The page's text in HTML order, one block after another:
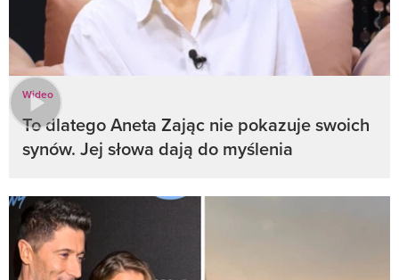
Wideo
To dlatego Aneta Zając nie pokazuje swoich
synów. Jej słowa dają do myślenia